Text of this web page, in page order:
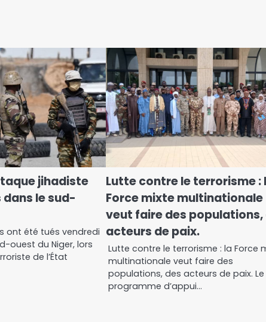
jihadiste
le sud-
ont été tués vendredi
ouest du Niger, lors
de l’État
Lutte contre le terrorisme :
Force mixte multinationale
veut faire des populations,
acteurs de paix.
Lutte contre le terrorisme : la Force
multinationale veut faire des
populations, des acteurs de paix. Le
programme d’appui…